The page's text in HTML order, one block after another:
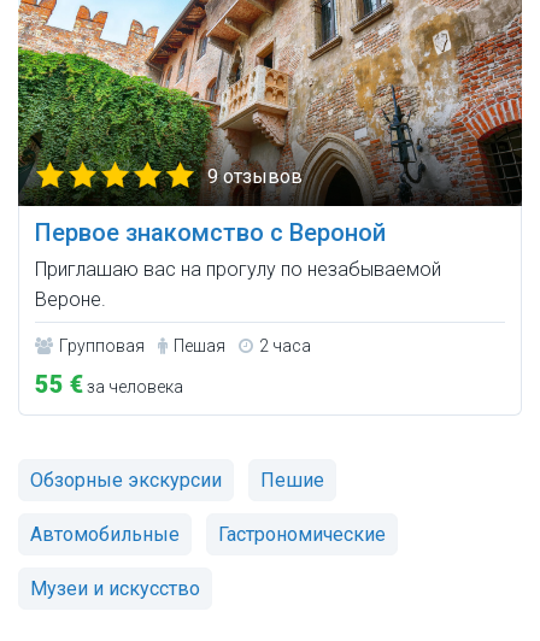
9 отзывов
Первое знакомство с Вероной
Приглашаю вас на прогулу по незабываемой
Вероне.
Групповая Пешая 2 часа
55 €за человека
Обзорные экскурсии Пешие
Автомобильные Гастрономические
Музеи и искусство